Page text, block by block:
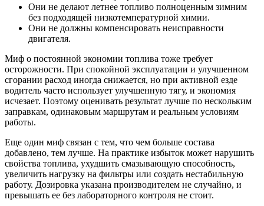
Они не делают летнее топливо полноценным зимним
без подходящей низкотемпературной химии.
Они не должны компенсировать неисправности
двигателя.
Миф о постоянной экономии топлива тоже требует
осторожности. При спокойной эксплуатации и улучшенном
сгорании расход иногда снижается, но при активной езде
водитель часто использует улучшенную тягу, и экономия
исчезает. Поэтому оценивать результат лучше по нескольким
заправкам, одинаковым маршрутам и реальным условиям
работы.
Еще один миф связан с тем, что чем больше состава
добавлено, тем лучше. На практике избыток может нарушить
свойства топлива, ухудшить смазывающую способность,
увеличить нагрузку на фильтры или создать нестабильную
работу. Дозировка указана производителем не случайно, и
превышать ее без лабораторного контроля не стоит.